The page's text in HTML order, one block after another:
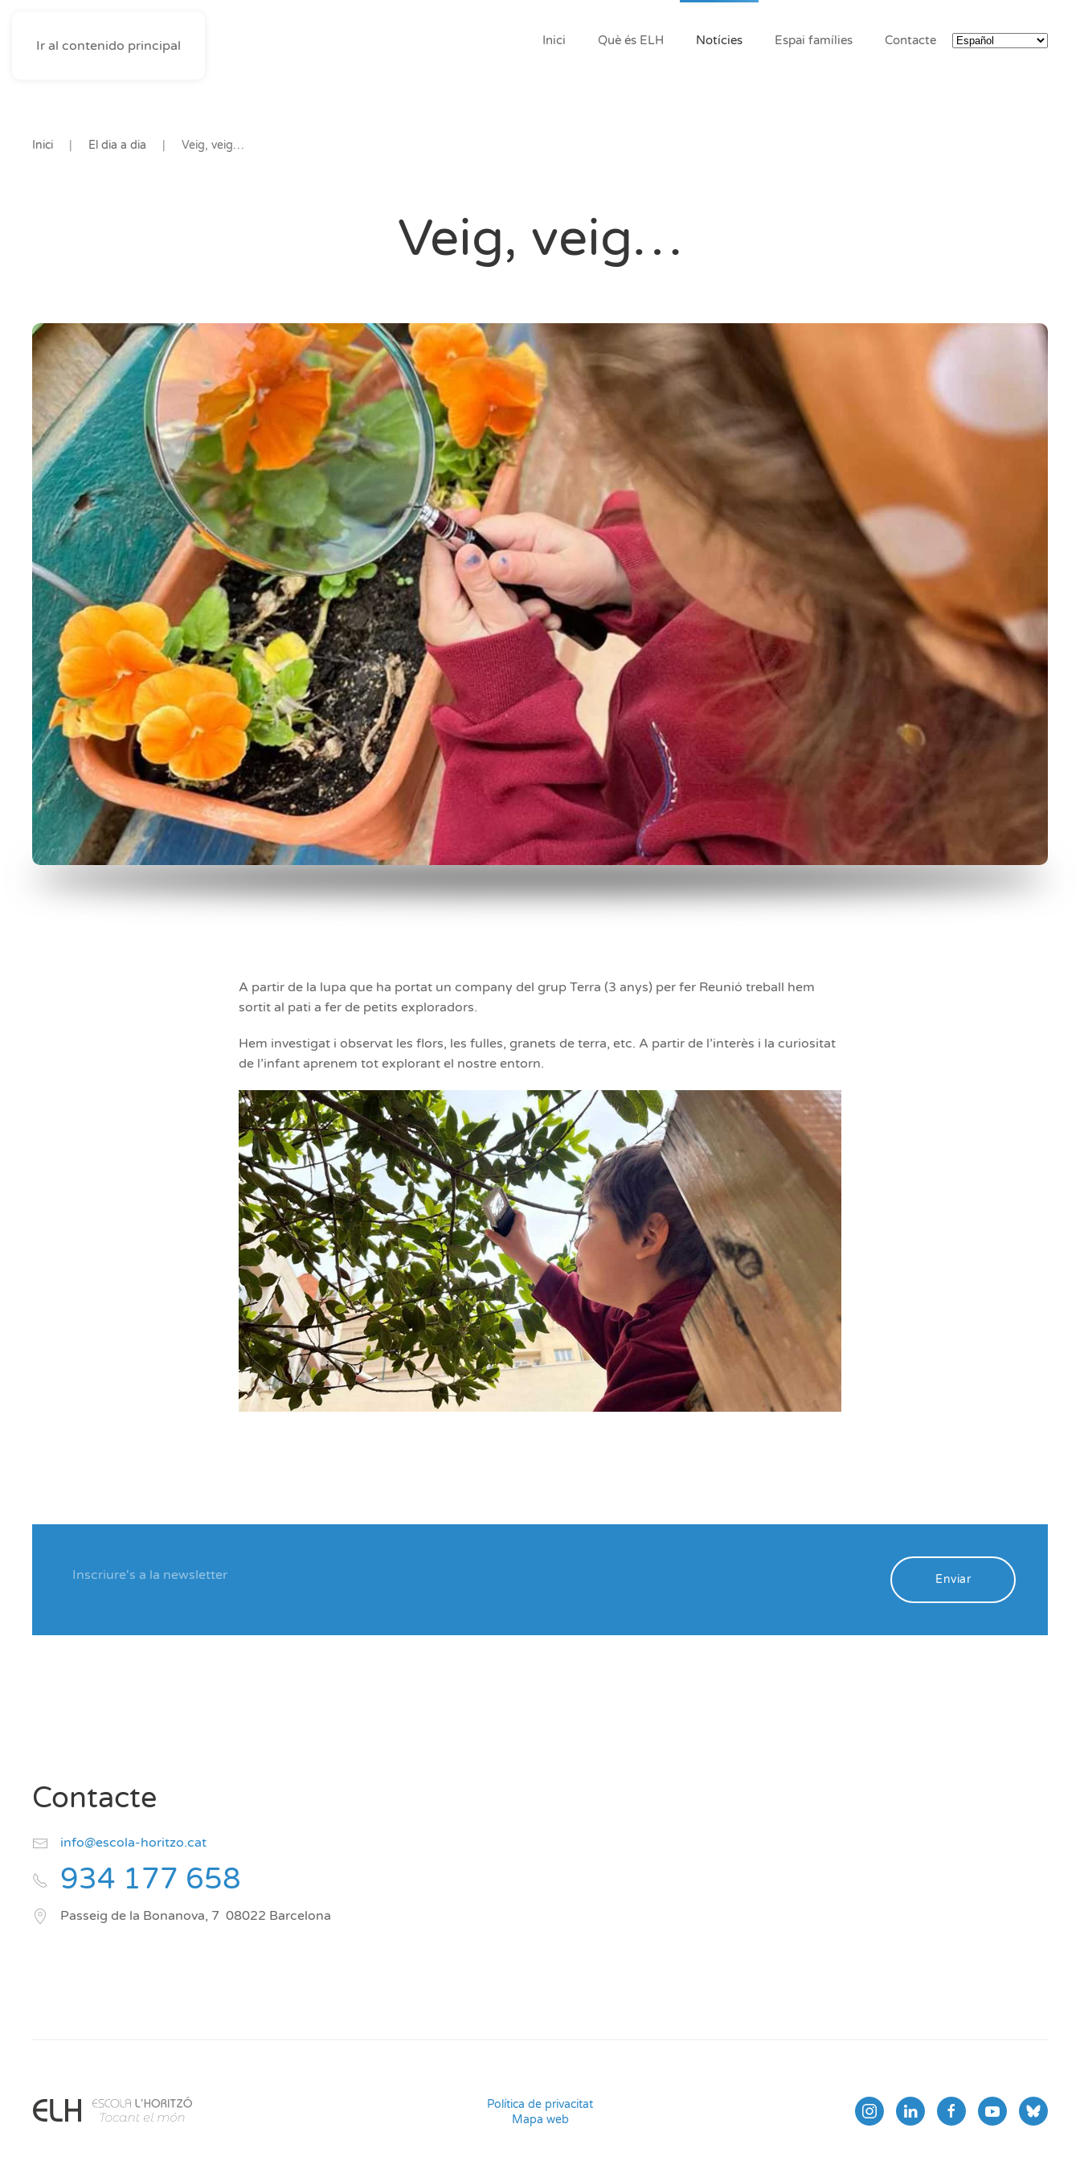
Ir al contenido principal Inici Què és ELH Notícies Espai famílies Contacte
Inici El dia a dia Veig, veig…
Veig, veig…
A partir de la lupa que ha portat un company del grup Terra (3 anys) per fer Reunió treball hem
sortit al pati a fer de petits exploradors.
Hem investigat i observat les flors, les fulles, granets de terra, etc. A partir de l’interès i la curiositat
de l’infant aprenem tot explorant el nostre entorn.
Enviar
Contacte
info@escola-horitzo.cat
934 177 658
Passeig de la Bonanova, 7 08022 Barcelona
Política de privacitat
Mapa web